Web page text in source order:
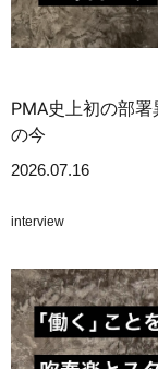
PMA史上初の部
の今
2026.07.16
interview